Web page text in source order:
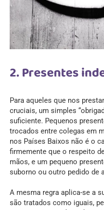
2. Presentes
Para aqueles que nos
cruciais, um simples
suficiente. Pequenos
trocados entre colegas em
nos Países Baixos não é o
firmemente que o respeito
mãos, e um pequeno
suborno ou outro pedido de
A mesma regra aplica-se a
são tratados como iguais,